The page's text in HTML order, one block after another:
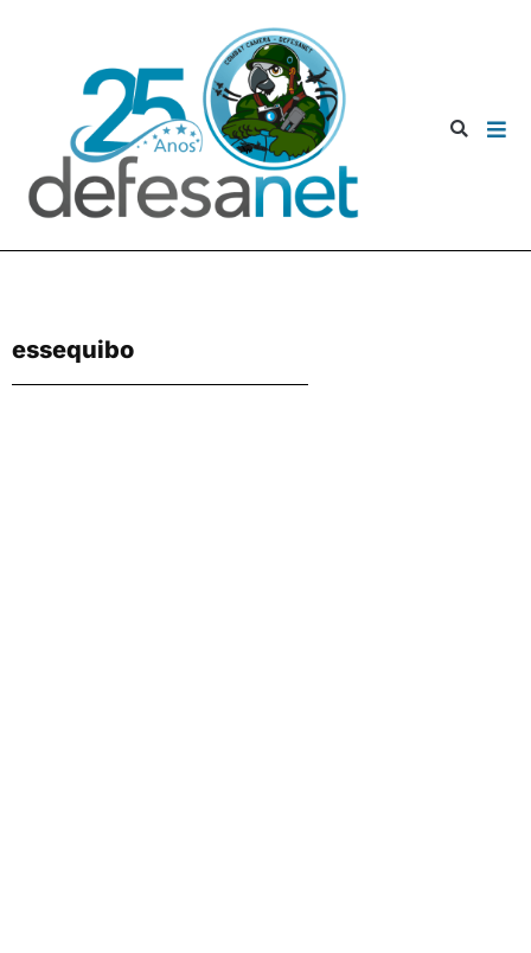
essequibo